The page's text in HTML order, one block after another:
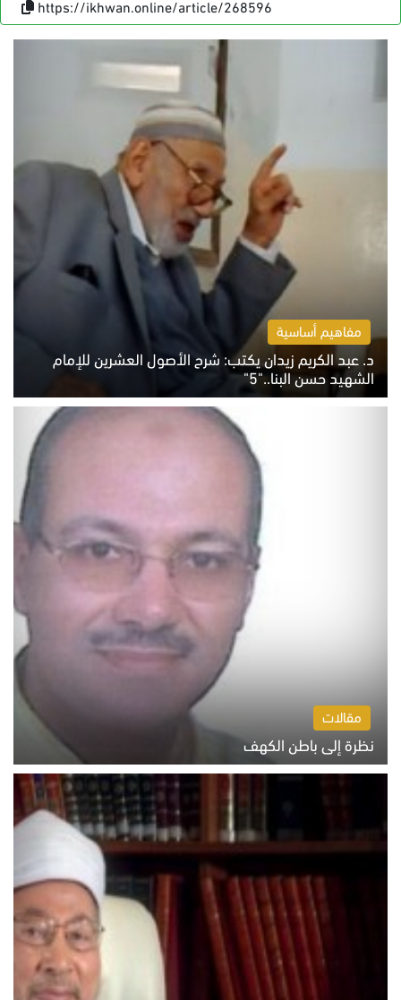
https://ikhwan.online/article/268596
مفاهيم أساسية
د. عبد الكريم زيدان يكتب: شرح الأصول العشرين للإمام
الشهيد حسن البنا.."5"
السبت 8 أغسطس 2026 10:46 ص
مقالات
نظرة إلى باطن الكهف
السبت 8 أغسطس 2026 11:04 ص